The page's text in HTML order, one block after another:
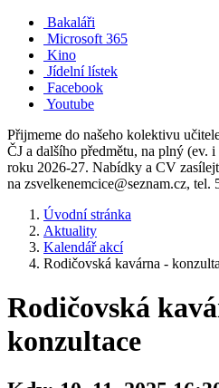
Bakaláři
Microsoft 365
Kino
Jídelní lístek
Facebook
Youtube
Přijmeme do našeho kolektivu
ČJ a dalšího předmětu, na plný (ev.
roku 2026-27. Nabídky a CV
na zsvelkenemcice@seznam.cz, tel.
Úvodní stránka
Aktuality
Kalendář akcí
Rodičovská kavárna -
Rodičovská
konzultace